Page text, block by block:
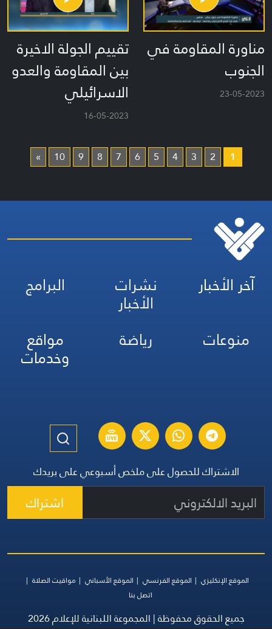
مناورة المقاومة في
الجنوب
23-05-2023
تقييم الجولة الاخيرة
بين المقاومة والعدو
الاسرائيلي
16-05-2023
1
2
3
4
5
6
7
8
9
10
»
آخر الأخبار نشرات
الأخبار
البرامج
منوعات
رياضة مواقع
وخدمات
الاشتراك للحصول على ملخص أسبوعي على بريدك
اشتراك
الموقع الإنكليزي الموقع الفرنسي الموقع الأسباني
مواقيت الصلاة
اتصل بنا
جميع الحقوق محفوظة | المجموعة اللبنانية للإعلام 2026